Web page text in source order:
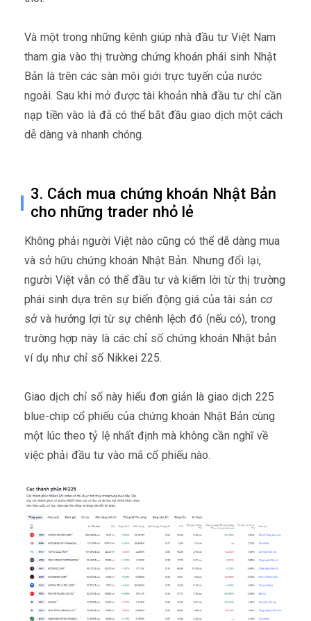
Và một trong những kênh giúp nhà đầu tư Việt Nam
tham gia vào thị trường chứng khoán phái sinh Nhật
Bản là trên các sàn môi giới trực tuyến của nước
ngoài. Sau khi mở được tài khoản nhà đầu tư chỉ cần
nạp tiền vào là đã có thể bắt đầu giao dịch một cách
dễ dàng và nhanh chóng.
3. Cách mua chứng khoán Nhật Bản
cho những trader nhỏ lẻ
Không phải người Việt nào cũng có thể dễ dàng mua
và sở hữu chứng khoán Nhật Bản. Nhưng đổi lại,
người Việt vẫn có thể đầu tư và kiếm lời từ thị trường
phái sinh dựa trên sự biến động giá của tài sản cơ
sở và hưởng lợi từ sự chênh lệch đó (nếu có), trong
trường hợp này là các chỉ số chứng khoán Nhật bản
ví dụ như chỉ số Nikkei 225.
Giao dịch chỉ số này hiểu đơn giản là giao dịch 225
blue-chip cổ phiếu của chứng khoán Nhật Bản cùng
một lúc theo tỷ lệ nhất định mà không cần nghĩ về
việc phải đầu tư vào mã cổ phiếu nào.